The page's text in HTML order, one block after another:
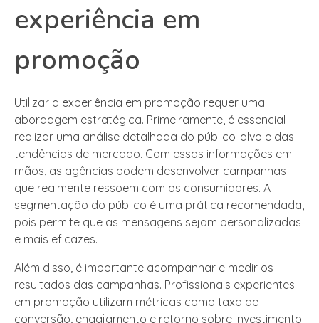
experiência em
promoção
Utilizar a experiência em promoção requer uma
abordagem estratégica. Primeiramente, é essencial
realizar uma análise detalhada do público-alvo e das
tendências de mercado. Com essas informações em
mãos, as agências podem desenvolver campanhas
que realmente ressoem com os consumidores. A
segmentação do público é uma prática recomendada,
pois permite que as mensagens sejam personalizadas
e mais eficazes.
Além disso, é importante acompanhar e medir os
resultados das campanhas. Profissionais experientes
em promoção utilizam métricas como taxa de
conversão, engajamento e retorno sobre investimento